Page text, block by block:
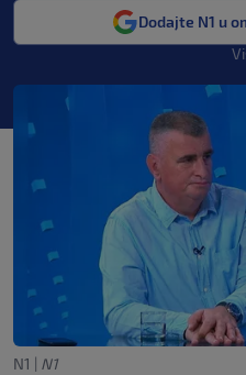
Dodajte N1 u
N1 | N1